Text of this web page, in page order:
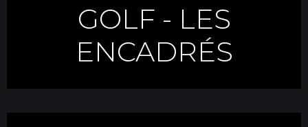
GOLF - LES
ENCADRÉS